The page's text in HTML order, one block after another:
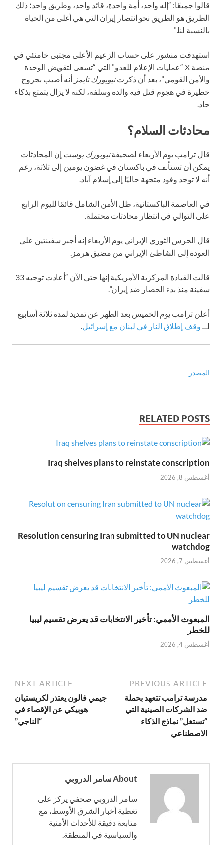
قالوا جميعًا: “إله واحد، أمة واحدة، قائد واحد، وطريق واحد؛ ذلك
الطريق هو الطريق نحو انتصار إيران التي هي أغلى من الحياة
بالنسبة لنا.”
استهدفت منشور على حساب الزعيم الأعلى مجتبی خامنئي في
منصة X “عمليات الإعلام للعدو” التي “تسعى لتقويض الوحدة
والأمن القومي”، بعد أن ذكرتنيويورك تايمز أنه أصيب بجروح
خطيرة في هجوم قتل فيه والده وسلفه، لكنه لا يزال يتمتع بذكاء
حاد.
محادثات السلام؟
قال ترامب يوم الأربعاء لصحيفةنيويورك بوست إن المحادثات
يمكن أن تستأنف في باكستان في غضون يومين إلى ثلاثة، رغم
أنه لا توجد وفود متجهة حاليًا إلى إسلام آباد.
في العاصمة الباكستانية، ظل الأمن الشامل قائمًا لليوم الرابع
على التوالي في انتظار محادثات محتملة.
قال الحرس الثوري الإيراني يوم الأربعاء إنه أجبر سفينتين على
العودة إلى الشاطئ الإيراني من مضيق هرمز.
قالت القيادة المركزية الأمريكية إنها حتى الآن “أعادت توجيه 33
سفينة منذ بدء الحصار ضد إيران”.
أعلن ترامب يوم الخميس بعد الظهر عن تمديد لمدة ثلاثة أسابيع
لــ وقف إطلاق النار في لبنان مع إسرائيل.
المصدر
RELATED POSTS
Iraq shelves plans to reinstate conscription
أغسطس 8, 2026
Resolution censuring Iran submitted to UN nuclear
watchdog
أغسطس 7, 2026
المبعوث الأممي: تأخير الانتخابات قد يعرض تقسيم ليبيا
للخطر
أغسطس 4, 2026
PREVIOUS ARTICLE
مدرسة ترامب تتعهد بحملة
ضد الشركات الصينية التي
“تستغل” نماذج الذكاء
الاصطناعي
NEXT ARTICLE
جيمي فالون يعتذر لكريستيان
هوبيكي عن الإقصاء في
“الناجي”
About سامر الدروبي
سامر الدروبي صحفي يركز على
تغطية أخبار الشرق الأوسط، مع
متابعة دقيقة للأحداث الأمنية
والسياسية في المنطقة.